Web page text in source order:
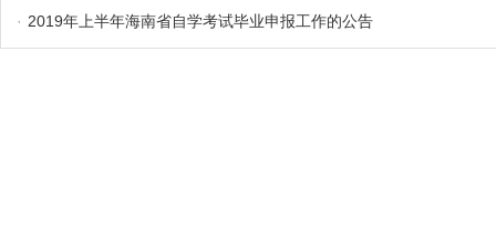
· 2019年上半年海南省自学考试毕业申报工作的公告